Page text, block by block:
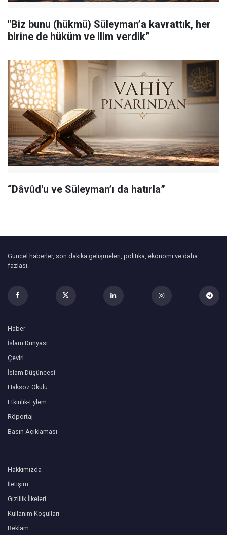
"Biz bunu (hükmü) Süleyman’a kavrattık, her
birine de hüküm ve ilim verdik”
“Dâvûd'u ve Süleyman’ı da hatırla”
Güncel haberler, son dakika gelişmeleri, politika, ekonomi ve daha
fazlası.
Haber
İslam Dünyası
Çeviri
İslam Düşüncesi
Haksöz Okulu
Etkinlik-Eylem
Röportaj
Basın Açıklaması
Hakkımızda
İletişim
Gizlilik İlkeleri
Kullanım Koşulları
Reklam